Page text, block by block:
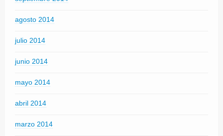
agosto 2014
julio 2014
junio 2014
mayo 2014
abril 2014
marzo 2014